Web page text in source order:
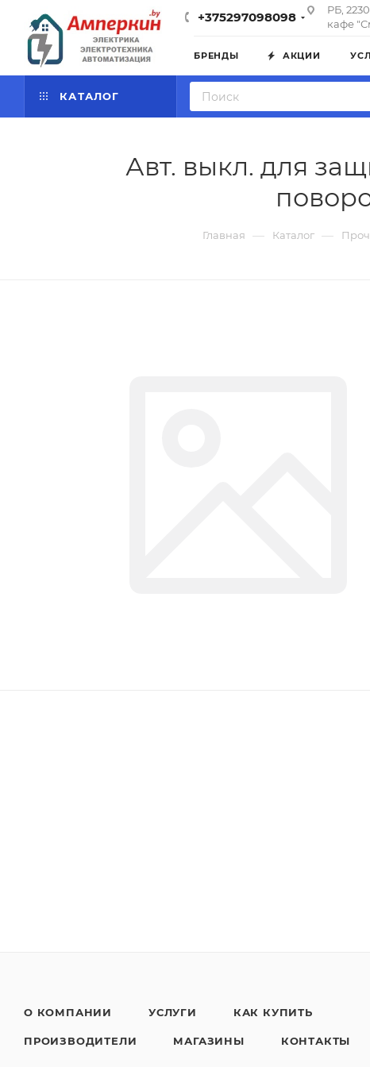
+375297098098
РБ,
кафе
БРЕНДЫ АКЦИИ
КАТАЛОГ
Авт. выкл. для
Главная — Каталог —
О КОМПАНИИ УСЛУГИ КАК КУПИТЬ
ПРОИЗВОДИТЕЛИ МАГАЗИНЫ КОНТАКТЫ